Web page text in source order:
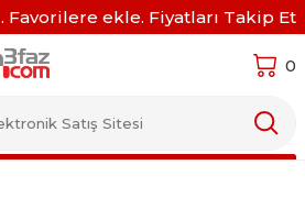
. Favorilere ekle. Fiyatları Takip Et
0